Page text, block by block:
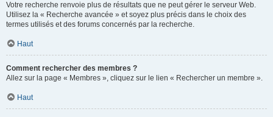
Votre recherche renvoie plus de résultats que ne peut gérer le serveur Web.
Utilisez la « Recherche avancée » et soyez plus précis dans le choix des
termes utilisés et des forums concernés par la recherche.
Haut
Comment rechercher des membres ?
Allez sur la page « Membres », cliquez sur le lien « Rechercher un membre ».
Haut